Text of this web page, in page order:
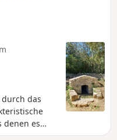
das
denen es
auf die